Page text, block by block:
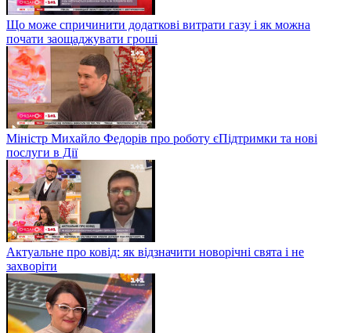
Що може спричинити додаткові витрати газу і як можна
почати заощаджувати гроші
Міністр Михайло Федорів про роботу єПідтримки та нові
послуги в Дії
Актуальне про ковід: як відзначити новорічні свята і не
захворіти